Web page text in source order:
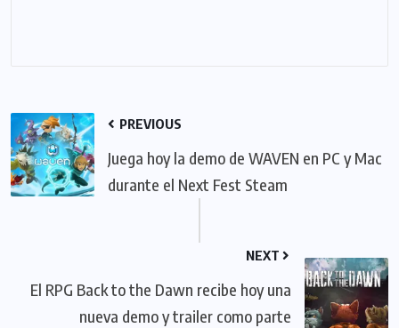
PREVIOUS
Juega hoy la demo de WAVEN en PC y Mac
durante el Next Fest Steam
NEXT
El RPG Back to the Dawn recibe hoy una
nueva demo y trailer como parte